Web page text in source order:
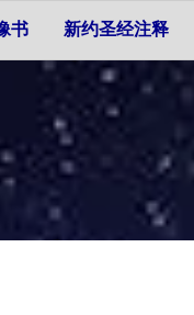
书 新约圣经注释